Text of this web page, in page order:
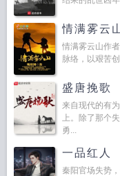
情满雾云
情满雾云山作
脉络，以艰苦
盛唐挽歌
来自现代的有
上。除了那个
勇...
一品红人
秦阳官场失势